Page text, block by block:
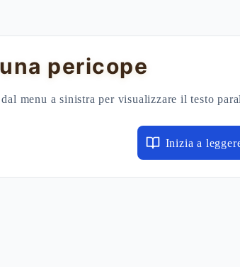
pericope
menu a sinistra per visualizzare il testo
Inizia a